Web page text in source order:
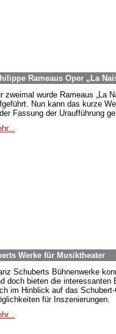
Rameaus Oper „La
zweimal wurde Rameaus „La
Nun kann das kurze
Fassung der Uraufführung
Werke für Musiktheater
Schuberts Bühnenwerke
doch bieten die
im Hinblick auf das
für Inszenierungen.